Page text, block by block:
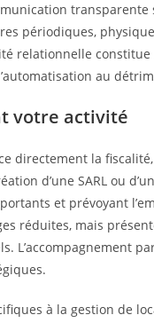
périodiques,
relationnelle
au
votre activité
directement la
d’une SARL ou
et prévoyant
réduites, mais
L’accompagnement
à la gestion de